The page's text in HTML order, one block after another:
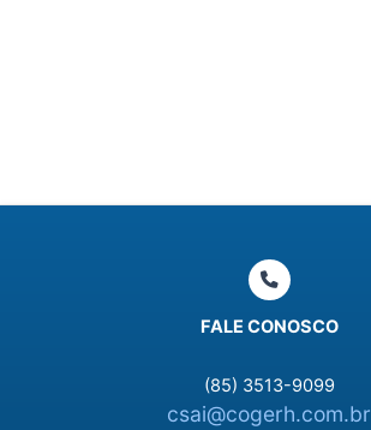
FALE CONOSCO
(85) 3513-9099
csai@cogerh.com.br